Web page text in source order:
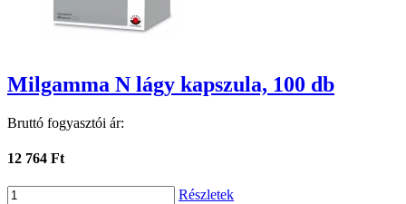
Milgamma N lágy kapszula, 100 db
Bruttó fogyasztói ár:
12 764 Ft
Részletek